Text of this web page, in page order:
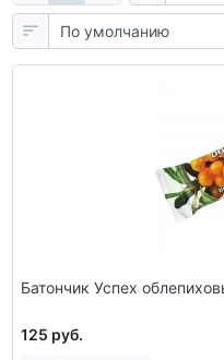
Батончик Успех
125 руб.